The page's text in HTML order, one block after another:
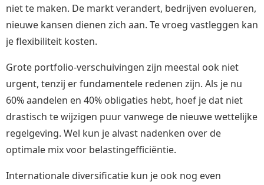
niet te maken. De markt verandert, bedrijven evolueren,
nieuwe kansen dienen zich aan. Te vroeg vastleggen kan
je flexibiliteit kosten.
Grote portfolio-verschuivingen zijn meestal ook niet
urgent, tenzij er fundamentele redenen zijn. Als je nu
60% aandelen en 40% obligaties hebt, hoef je dat niet
drastisch te wijzigen puur vanwege de nieuwe wettelijke
regelgeving. Wel kun je alvast nadenken over de
optimale mix voor belastingefficiëntie.
Internationale diversificatie kun je ook nog even